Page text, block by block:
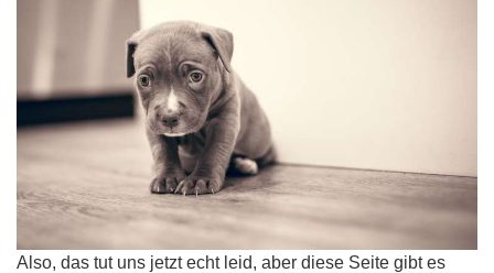
Also, das tut uns jetzt echt leid, aber diese Seite gibt es